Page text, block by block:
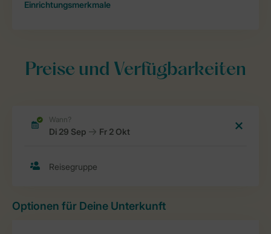
Einrichtungsmerkmale
Preise und Verfügbarkeiten
Optionen für Deine Unterkunft